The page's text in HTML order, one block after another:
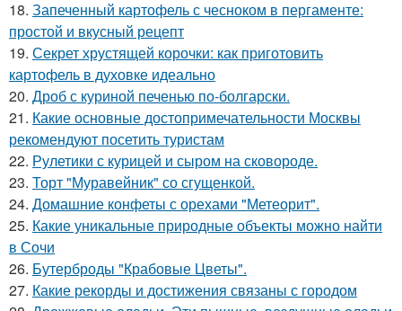
18. Запеченный картофель с чесноком в пергаменте:
простой и вкусный рецепт
19. Секрет хрустящей корочки: как приготовить
картофель в духовке идеально
20. Дроб с куриной печенью по-болгарски.
21. Какие основные достопримечательности Москвы
рекомендуют посетить туристам
22. Рулетики с курицей и сыром на сковороде.
23. Торт "Муравейник" со сгущенкой.
24. Домашние конфеты с орехами "Метеорит".
25. Какие уникальные природные объекты можно найти
в Сочи
26. Бутерброды "Крабовые Цветы".
27. Какие рекорды и достижения связаны с городом